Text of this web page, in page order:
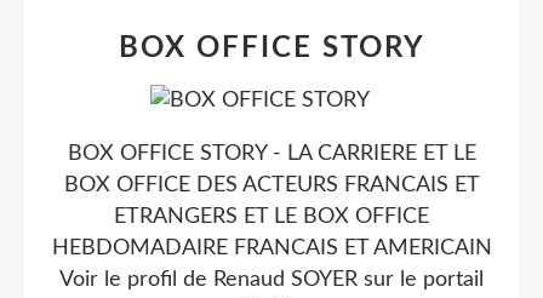
BOX OFFICE STORY
BOX OFFICE STORY - LA CARRIERE ET LE
BOX OFFICE DES ACTEURS FRANCAIS ET
ETRANGERS ET LE BOX OFFICE
HEBDOMADAIRE FRANCAIS ET AMERICAIN
Voir le profil de Renaud SOYER sur le portail